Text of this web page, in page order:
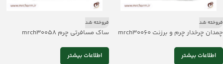
فروخته شد
چمدان چرخدار چرم و برزنت mrch30060
اطلاعات بیشتر
فروخته شد
ساک مسافرتی چرم mrch30058
اطلاعات بیشتر